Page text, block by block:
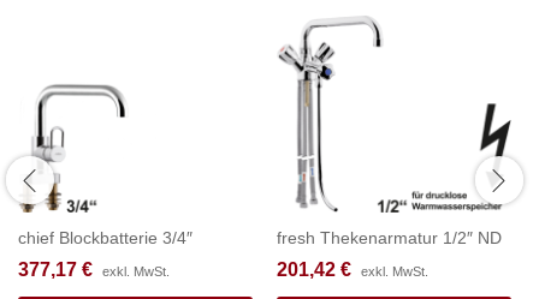
chief Blockbatterie 3/4″
377,17 € exkl. MwSt.
fresh Thekenarmatur 1/2″ ND
201,42 € exkl. MwSt.